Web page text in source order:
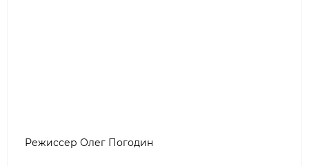
Режиссер Олег Погодин